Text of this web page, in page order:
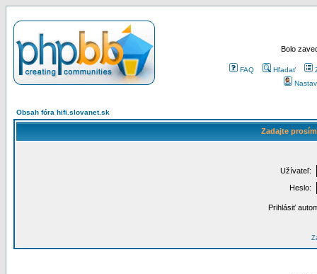
Bolo
FAQ Hľadať
Obsah fóra hifi.slovanet.sk
Zadajte
Užívateľ:
Heslo:
Prihlásiť